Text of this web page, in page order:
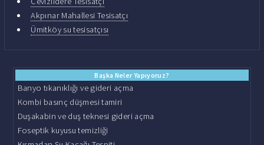
Akpınar Mahallesi Tesisatçı
Ümitköy su tesisatçısı
Başka Neler Yapıyoruz?
Banyo tıkanıklığı ve gideri açma
Kombi basınç düşmesi tamiri
Duşakabin ve duş teknesi gideri açma
Foseptik kuyusu temizliği